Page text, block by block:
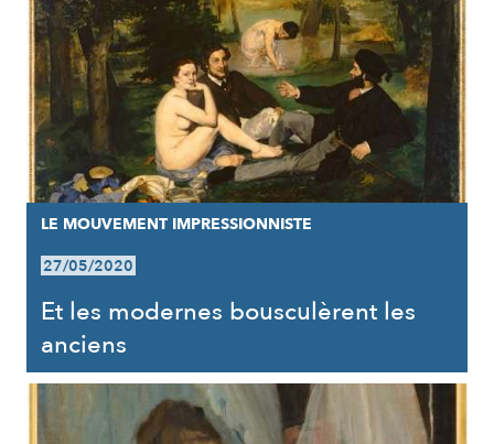
LE MOUVEMENT IMPRESSIONNISTE
27/05/2020
Et les modernes bousculèrent les
anciens